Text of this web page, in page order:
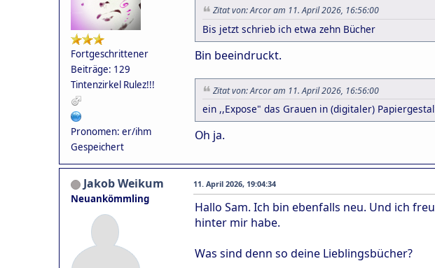
Fortgeschrittener
Beiträge: 129
Tintenzirkel Rulez!!!
Pronomen: er/ihm
Gespeichert
Zitat von: Arcor am 11. April 2026, 16:56:00
Bis jetzt schrieb ich etwa zehn Bücher
Bin beeindruckt.
Zitat von: Arcor am 11. April 2026, 16:56:00
ein ,,Expose" das Grauen in (digitaler)
Oh ja.
Jakob Weikum
Neuankömmling
11. April 2026, 19:04:34
Hallo Sam. Ich bin ebenfalls neu. Und ich
hinter mir habe.
Was sind denn so deine Lieblingsbücher?